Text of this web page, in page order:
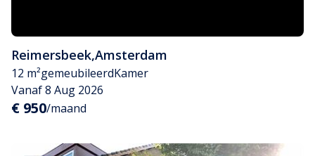
Reimersbeek,Amsterdam
12 m²gemeubileerdKamer
Vanaf 8 Aug 2026
€ 950/maand